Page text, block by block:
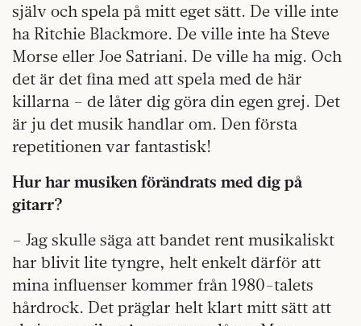
själv och spela på mitt eget sätt. De ville inte
ha Ritchie Blackmore. De ville inte ha Steve
Morse eller Joe Satriani. De ville ha mig. Och
det är det fina med att spela med de här
killarna – de låter dig göra din egen grej. Det
är ju det musik handlar om. Den första
repetitionen var fantastisk!
Hur har musiken förändrats med dig på
gitarr?
– Jag skulle säga att bandet rent musikaliskt
har blivit lite tyngre, helt enkelt därför att
mina influenser kommer från 1980-talets
hårdrock. Det präglar helt klart mitt sätt att